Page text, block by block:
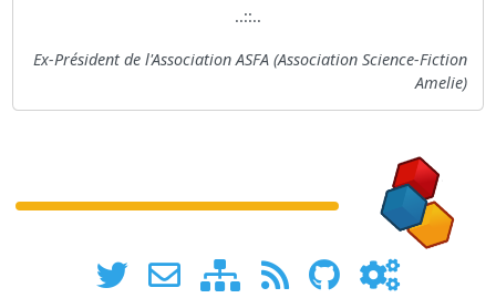
..::..
Ex-Président de l'Association ASFA (Association Science-Fiction
Amelie)